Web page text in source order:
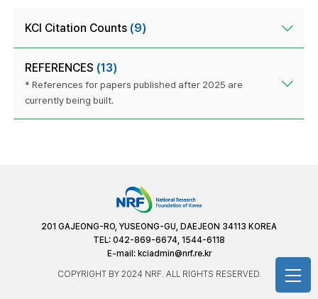
KCI Citation Counts (9)
REFERENCES (13)
* References for papers published after 2025 are
currently being built.
201 GAJEONG-RO, YUSEONG-GU, DAEJEON 34113 KOREA
TEL: 042-869-6674, 1544-6118
E-mail: kciadmin@nrf.re.kr
COPYRIGHT BY 2024 NRF. ALL RIGHTS RESERVED.